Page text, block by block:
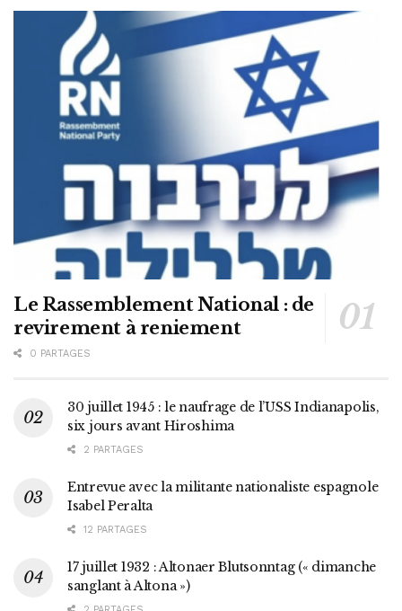
Le Rassemblement National : de
revirement à reniement
0 PARTAGES
30 juillet 1945 : le naufrage de l’USS Indianapolis,
six jours avant Hiroshima
2 PARTAGES
Entrevue avec la militante nationaliste espagnole
Isabel Peralta
12 PARTAGES
17 juillet 1932 : Altonaer Blutsonntag (« dimanche
sanglant à Altona »)